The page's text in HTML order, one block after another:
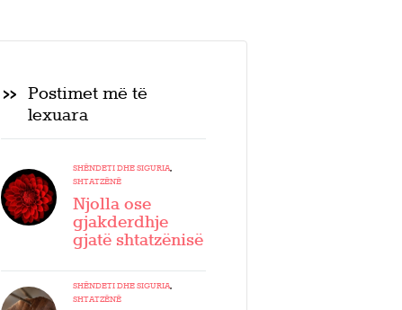
Postimet më të
lexuara
SHËNDETI DHE SIGURIA,
SHTATZËNË
Njolla ose
gjakderdhje
gjatë shtatzënisë
SHËNDETI DHE SIGURIA,
SHTATZËNË